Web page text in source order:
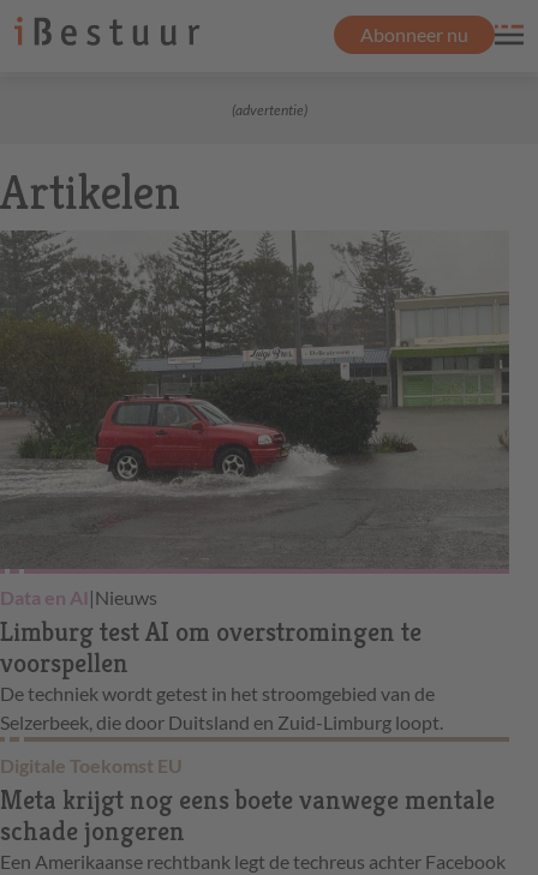
Abonneer nu
(advertentie)
Artikelen
Data en AI |Nieuws
Limburg test AI om overstromingen te
voorspellen
De techniek wordt getest in het stroomgebied van de
Selzerbeek, die door Duitsland en Zuid-Limburg loopt.
Digitale Toekomst EU
Meta krijgt nog eens boete vanwege mentale
schade jongeren
Een Amerikaanse rechtbank legt de techreus achter Facebook